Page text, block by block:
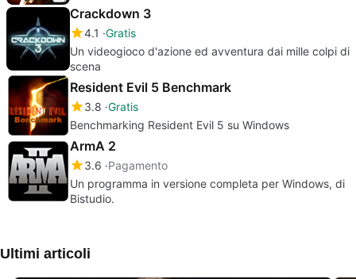
Crackdown 3
4.1 Gratis
Un videogioco d'azione ed avventura dai mille colpi di
scena
Resident Evil 5 Benchmark
3.8 Gratis
Benchmarking Resident Evil 5 su Windows
ArmA 2
3.6 Pagamento
Un programma in versione completa per Windows, di
Bistudio.
Ultimi articoli